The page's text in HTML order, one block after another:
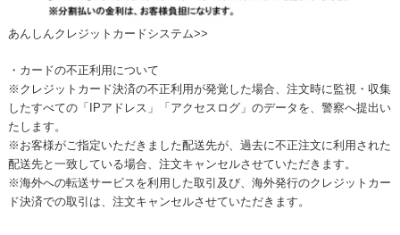
あんしんクレジットカードシステム>>
・カードの不正利用について
※クレジットカード決済の不正利用が発覚した場合、注文時に監視・収集
したすべての「IPアドレス」「アクセスログ」のデータを、警察へ提出い
たします。
※お客様がご指定いただきました配送先が、過去に不正注文に利用された
配送先と一致している場合、注文キャンセルさせていただきます。
※海外への転送サービスを利用した取引及び、海外発行のクレジットカー
ド決済での取引は、注文キャンセルさせていただきます。